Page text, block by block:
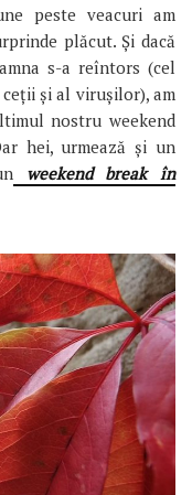
peste veacuri am
plăcut. Și dacă
s-a reîntors (cel
și al virușilor), am
nostru weekend
hei, urmează și un
weekend break în